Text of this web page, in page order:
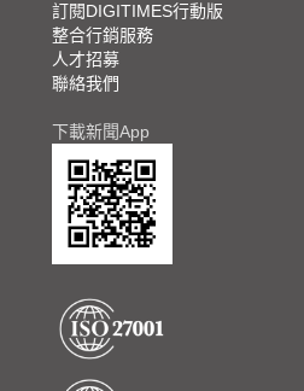
訂閱DIGITIMES行動版
整合行銷服務
人才招募
聯絡我們
下載新聞App